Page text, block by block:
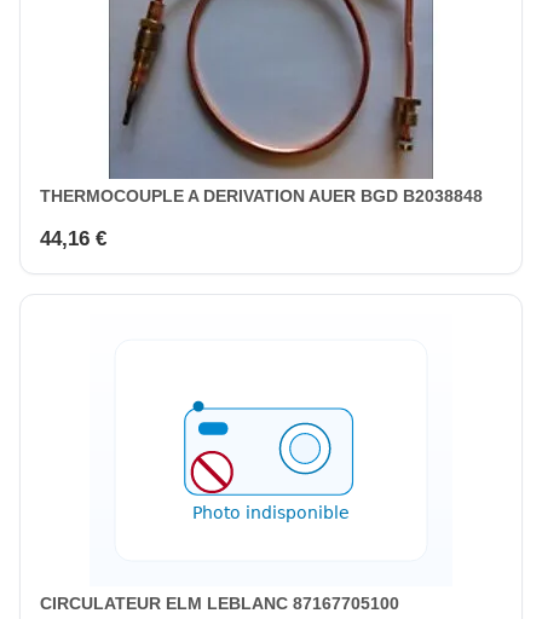
THERMOCOUPLE A DERIVATION AUER BGD B2038848
44,16 €
CIRCULATEUR ELM LEBLANC 87167705100